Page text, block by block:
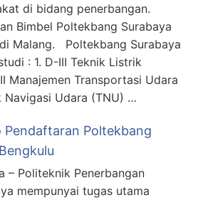
di bidang penerbangan.
Bimbel Poltekbang Surabaya
Malang. Poltekbang Surabaya
: 1. D-III Teknik Listrik
Manajemen Transportasi Udara
Navigasi Udara (TNU) …
Pendaftaran Poltekbang
– Politeknik Penerbangan
mempunyai tugas utama